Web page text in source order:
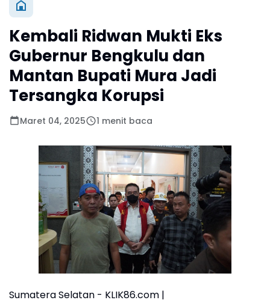
Kembali Ridwan Mukti Eks
Gubernur Bengkulu dan
Mantan Bupati Mura Jadi
Tersangka Korupsi
Maret 04, 2025 1 menit baca
Sumatera Selatan - KLIK86.com |